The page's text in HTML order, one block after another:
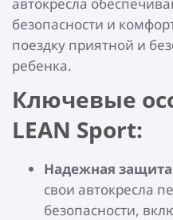
безопасности и
поездку приятной и
ребенка.
Ключевые
LEAN Sport:
Надежная
свои автокресла
безопасности,